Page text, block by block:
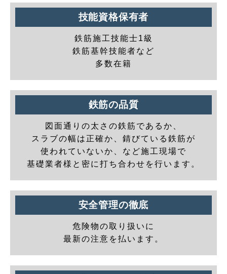
技能資格保有者
鉄筋施工技能士1級
鉄筋基幹技能者など
多数在籍
鉄筋の品質
図面通りの太さの鉄筋であるか、
スラブの幅は正確か、錆びている鉄筋が
使われていないか、など施工現場で
基礎業者様と密に打ち合わせを行います。
安全管理の徹底
危険物の取り扱いに
最新の注意を払います。